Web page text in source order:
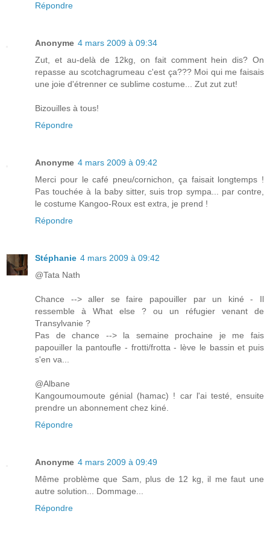
Répondre
Anonyme 4 mars 2009 à 09:34
Zut, et au-delà de 12kg, on fait comment hein dis? On
repasse au scotchagrumeau c'est ça??? Moi qui me faisais
une joie d'étrenner ce sublime costume... Zut zut zut!
Bizouilles à tous!
Répondre
Anonyme 4 mars 2009 à 09:42
Merci pour le café pneu/cornichon, ça faisait longtemps !
Pas touchée à la baby sitter, suis trop sympa... par contre,
le costume Kangoo-Roux est extra, je prend !
Répondre
Stéphanie 4 mars 2009 à 09:42
@Tata Nath
Chance --> aller se faire papouiller par un kiné - Il
ressemble à What else ? ou un réfugier venant de
Transylvanie ?
Pas de chance --> la semaine prochaine je me fais
papouiller la pantoufle - frotti/frotta - lève le bassin et puis
s'en va...
@Albane
Kangoumoumoute génial (hamac) ! car l'ai testé, ensuite
prendre un abonnement chez kiné.
Répondre
Anonyme 4 mars 2009 à 09:49
Même problème que Sam, plus de 12 kg, il me faut une
autre solution... Dommage...
Répondre